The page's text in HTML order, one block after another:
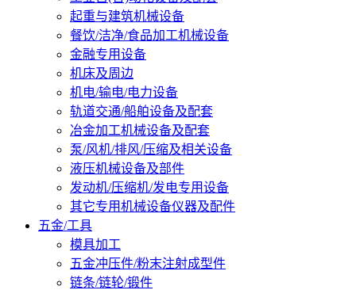
起重与建筑机械设备
餐饮/洁净/食品加工机械设备
金融专用设备
机床及周边
机电/输电/电力设备
轨道交通/船舶设备及配套
冶金加工机械设备及配套
泵/风机/排风/压缩及相关设备
液压机械设备及部件
发动机/压缩机/发电专用设备
其它专用机械设备仪器及配件
五金/工具
模具加工
五金冲压件/粉末注射成型件
链条/链轮/锻件